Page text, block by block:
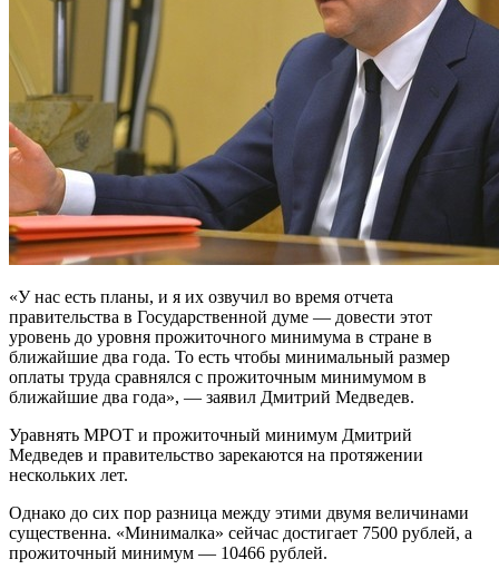
«У нас есть планы, и я их озвучил во время отчета
правительства в Государственной думе — довести этот
уровень до уровня прожиточного минимума в стране в
ближайшие два года. То есть чтобы минимальный размер
оплаты труда сравнялся с прожиточным минимумом в
ближайшие два года», — заявил Дмитрий Медведев.
Уравнять МРОТ и прожиточный минимум Дмитрий
Медведев и правительство зарекаются на протяжении
нескольких лет.
Однако до сих пор разница между этими двумя величинами
существенна. «Минималка» сейчас достигает 7500 рублей, а
прожиточный минимум — 10466 рублей.